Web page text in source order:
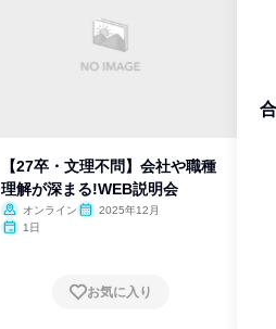
【27卒・文理不問】会社や職種
理解が深まる!WEB説明会
オンライン
2025年12月
1日
お気に入り